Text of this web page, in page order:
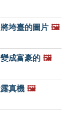
垮臺的圖片 🖼️
成富豪的 🖼️
真機 🖼️